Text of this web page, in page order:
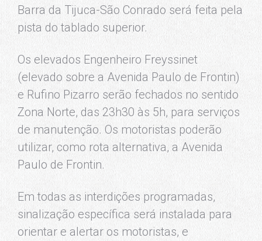
Barra da Tijuca-São Conrado será feita pela
pista do tablado superior.
Os elevados Engenheiro Freyssinet
(elevado sobre a Avenida Paulo de Frontin)
e Rufino Pizarro serão fechados no sentido
Zona Norte, das 23h30 às 5h, para serviços
de manutenção. Os motoristas poderão
utilizar, como rota alternativa, a Avenida
Paulo de Frontin.
Em todas as interdições programadas,
sinalização específica será instalada para
orientar e alertar os motoristas, e